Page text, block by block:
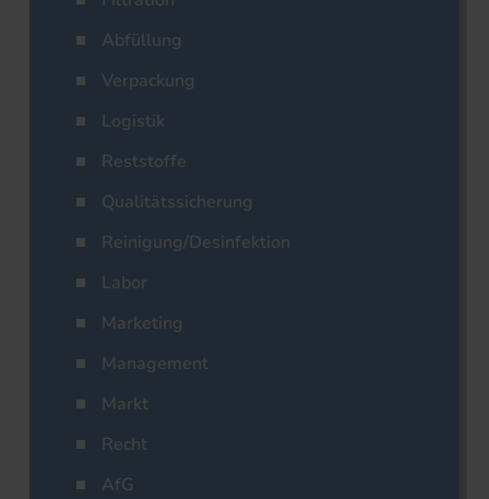
Abfüllung
Verpackung
Logistik
Reststoffe
Qualitätssicherung
Reinigung/Desinfektion
Labor
Marketing
Management
Markt
Recht
AfG